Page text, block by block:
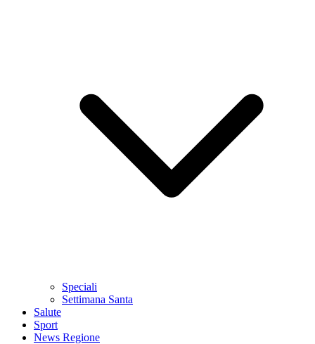
Speciali
Settimana Santa
Salute
Sport
News Regione